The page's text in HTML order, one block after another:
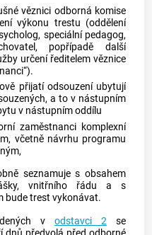
věznici odborná komise
výkonu trestu (oddělení
speciální pedagog,
popřípadě další
určení ředitelem věznice
přijatí odsouzení ubytují
a to v nástupním
v nástupním oddílu
zaměstnanci komplexní
včetně návrhu programu
seznamuje s obsahem
vnitřního řádu a s
bude trest vykonávat.
vodstavci 2se